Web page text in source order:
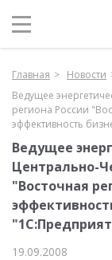
Главная
Новости
Ведущее
региона России
эффективность
Ведущее
Центрально-
"Восточная
19.09.2008